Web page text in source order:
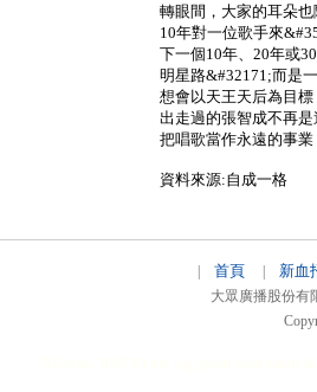
轉眼間，大家的耳朵
10年對一位歌手來
下一個10年、20年或
明星路&#32171;而是
想會以天王天后為目
出走過的張智成不再
把唱歌當作永遠的事
資料來源:自成一格
首頁 新血
大眾廣播股份有